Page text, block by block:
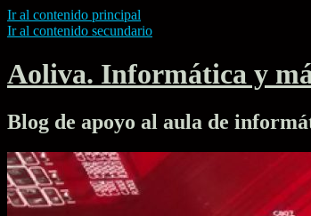
Ir al contenido principal
Ir al contenido secundario
Aoliva. Informática y
Blog de apoyo al aula de